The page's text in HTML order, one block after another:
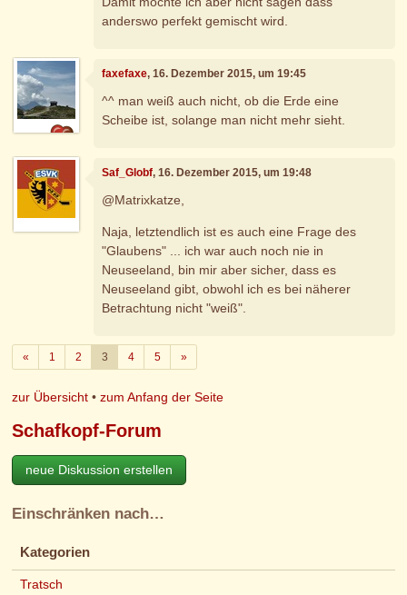
anderswo perfekt gemischt wird.
faxefaxe, 16. Dezember 2015, um 19:45
^^ man weiß auch nicht, ob die Erde eine
Scheibe ist, solange man nicht mehr sieht.
Saf_Globf, 16. Dezember 2015, um 19:48
@Matrixkatze,
Naja, letztendlich ist es auch eine Frage des
"Glaubens" ... ich war auch noch nie in
Neuseeland, bin mir aber sicher, dass es
Neuseeland gibt, obwohl ich es bei näherer
Betrachtung nicht "weiß".
«Zurück
1 2 3 4 5 »Weiter
zur Übersicht •zum Anfang der Seite
Schafkopf-Forum
neue Diskussion erstellen
Einschränken nach…
Kategorien
Tratsch